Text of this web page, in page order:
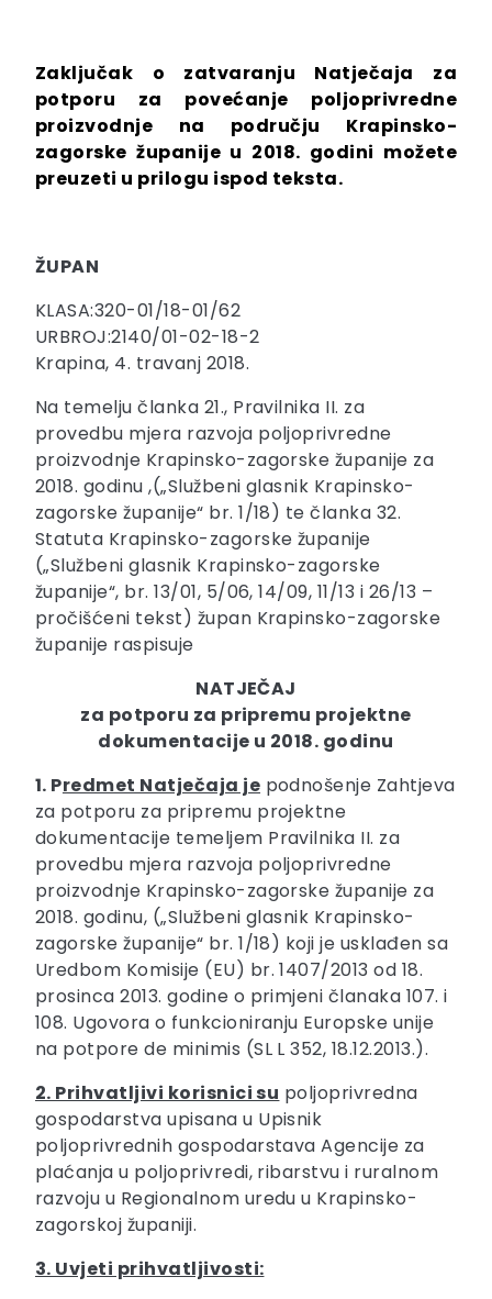
Zaključak o zatvaranju Natječaja za
potporu za povećanje poljoprivredne
proizvodnje na području Krapinsko-
zagorske županije u 2018. godini možete
preuzeti u prilogu ispod teksta.
ŽUPAN
KLASA:320-01/18-01/62
URBROJ:2140/01-02-18-2
Krapina, 4. travanj 2018.
Na temelju članka 21., Pravilnika II. za
provedbu mjera razvoja poljoprivredne
proizvodnje Krapinsko-zagorske županije za
2018. godinu ,(„Službeni glasnik Krapinsko-
zagorske županije“ br. 1/18) te članka 32.
Statuta Krapinsko-zagorske županije
(„Službeni glasnik Krapinsko-zagorske
županije“, br. 13/01, 5/06, 14/09, 11/13 i 26/13 –
pročišćeni tekst) župan Krapinsko-zagorske
županije raspisuje
NATJEČAJ
za potporu za pripremu projektne
dokumentacije u 2018. godinu
1. Predmet Natječaja je podnošenje Zahtjeva
za potporu za pripremu projektne
dokumentacije temeljem Pravilnika II. za
provedbu mjera razvoja poljoprivredne
proizvodnje Krapinsko-zagorske županije za
2018. godinu, („Službeni glasnik Krapinsko-
zagorske županije“ br. 1/18) koji je usklađen sa
Uredbom Komisije (EU) br. 1407/2013 od 18.
prosinca 2013. godine o primjeni članaka 107. i
108. Ugovora o funkcioniranju Europske unije
na potpore de minimis (SL L 352, 18.12.2013.).
2. Prihvatljivi korisnici su poljoprivredna
gospodarstva upisana u Upisnik
poljoprivrednih gospodarstava Agencije za
plaćanja u poljoprivredi, ribarstvu i ruralnom
razvoju u Regionalnom uredu u Krapinsko-
zagorskoj županiji.
3. Uvjeti prihvatljivosti: